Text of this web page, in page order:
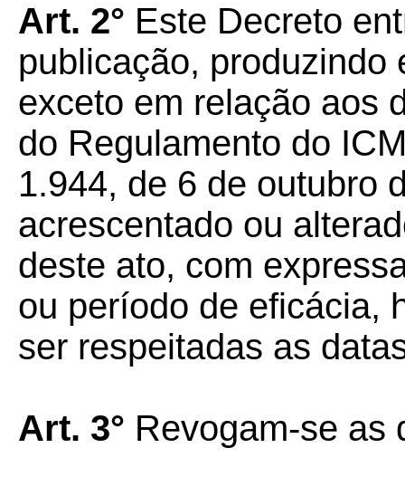
Art. 2° Este Decreto
publicação, produzindo
exceto em relação aos
do Regulamento do
1.944, de 6 de outubro
acrescentado ou
deste ato, com
ou período de eficácia,
ser respeitadas as
Art. 3° Revogam-se as